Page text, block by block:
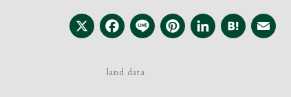
X Facebook
LinePinterest
land data